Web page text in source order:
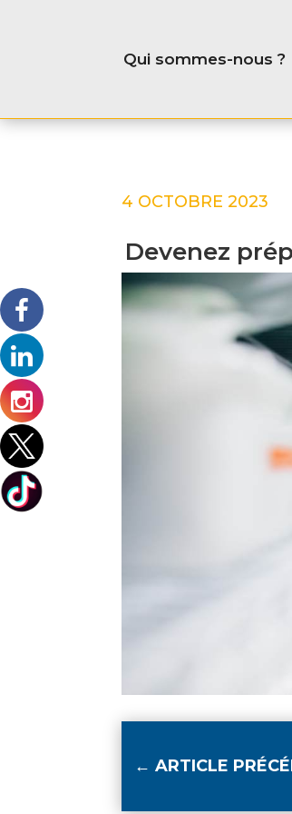
Qui sommes-nous ?
4 OCTOBRE 2023
Devenez
← ARTICLE